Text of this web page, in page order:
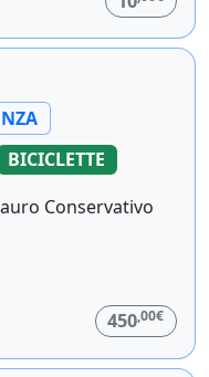
BICICLETTE
Conservativo
450,00€